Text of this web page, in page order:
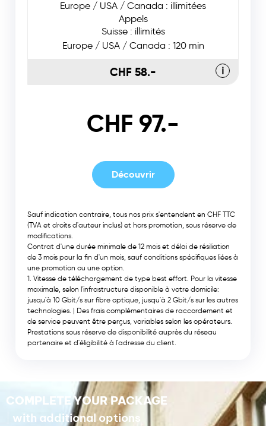
Europe / USA / Canada : illimitées
Appels
Suisse : illimités
Europe / USA / Canada : 120 min
CHF 58.- ℹ
CHF 97.-
Découvrir
Sauf indication contraire, tous nos prix s'entendent en CHF TTC
(TVA et droits d'auteur inclus) et hors promotion, sous réserve de
modifications.
Contrat d'une durée minimale de 12 mois et délai de résiliation
de 3 mois pour la fin d'un mois, sauf conditions spécifiques liées à
une promotion ou une option.
Vitesse de téléchargement de type best effort. Pour la vitesse
maximale, selon l'infrastructure disponible à votre domicile:
jusqu'à 10 Gbit/s sur fibre optique, jusqu'à 2 Gbit/s sur les autres
technologies. | Des frais complémentaires de raccordement et
de service peuvent être perçus, variables selon les opérateurs.
Prestations sous réserve de disponibilité auprès du réseau
partenaire et d'éligibilité à l'adresse du client.
COMPLETE YOUR PACKAGE
with additional options